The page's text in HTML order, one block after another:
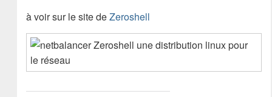
à voir sur le site deZeroshell